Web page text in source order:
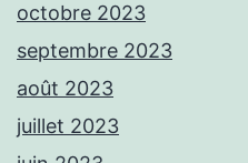
octobre 2023
septembre 2023
août 2023
juillet 2023